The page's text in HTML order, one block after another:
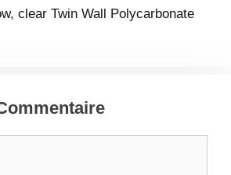
clear Twin Wall Polycarbonate